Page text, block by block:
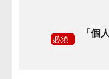
業務活動の範囲内
ないよう最大限の
3.お客様情報の開
必須
「個